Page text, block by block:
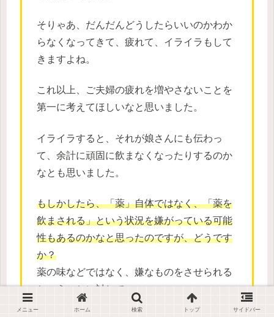
そりゃあ、だんだんどうしたらいいのかわか
らなくなってきて、疲れて、イライラもして
きますよね。
これ以上、ご夫婦の疲れを増やさないことを
第一に考えてほしいなと思いました。
イライラすると、それが娘さんにも伝わっ
て、余計に頑固に飲まなくなったりするのか
なとも思いました。
もしかしたら、「薬」自体ではなく、「薬を
飲まされる」という状況を嫌がっている可能
性もあるのかなと思ったのですが、どうです
か？
薬の味などではなく、嫌なものをさせられる
ということに対して。
メニュー ホーム 検索 トップ サイドバー